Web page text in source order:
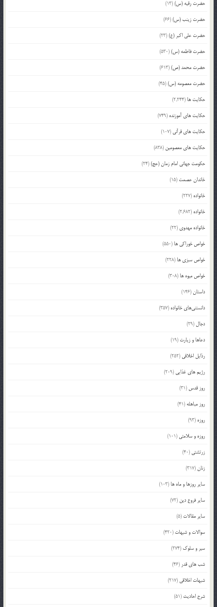
حضرت رقیه (س)(13)
حضرت زینب (س)(66)
حضرت علی اکبر (ع)(23)
حضرت فاطمه (س)(530)
حضرت محمد (ص)(613)
حضرت معصومه (س)(45)
حکایت ها (2,244)
حکایت های آموزنده (749)
حکایت های قرآنی (107)
حکایت های معصومین (838)
حکومت جهانی امام زمان (عج)(24)
خاندان عصمت (15)
خانواده (227)
خانواده (2,682)
خانواده مهدوی (22)
خواص خوراکی ها (550)
خواص سبزی ها (228)
خواص میوه ها (308)
داستان(146)
دانستنی‌های خانواده (357)
دجال (29)
دعاها و زیارت (19)
رذایل اخلاقی (252)
رژیم های غذایی (209)
روز قدس (31)
روز مباهله (41)
روزه (93)
روزه و سلامتی (101)
زرتشتی (40)
زنان(317)
سایر روزها و ماه ها (103)
سایر فروع دین (72)
سایر مقالات (5)
سوالات و شبهات (420)
سیر و سلوک (274)
شب های قدر (46)
شبهات اخلاقی (217)
شرح احادیث (51)